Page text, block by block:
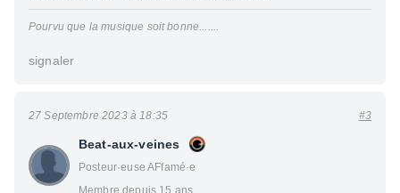
Pourvu que la musique soit bonne.......
signaler
Beat-aux-veines
Posteur·euse AFfamé·e
Membre depuis 15 ans
27 Septembre 2023 à 18:35 #3